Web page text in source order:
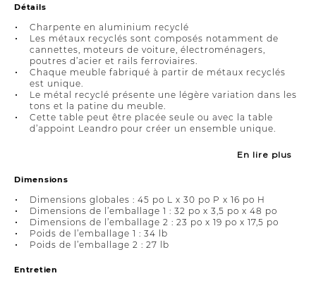
Détails
Charpente en aluminium recyclé
Les métaux recyclés sont composés notamment de
cannettes, moteurs de voiture, électroménagers,
poutres d’acier et rails ferroviaires.
Chaque meuble fabriqué à partir de métaux recyclés
est unique.
Le métal recyclé présente une légère variation dans les
tons et la patine du meuble.
Cette table peut être placée seule ou avec la table
d’appoint Leandro pour créer un ensemble unique.
En lire plus
Dimensions
Dimensions globales : 45 po L x 30 po P x 16 po H
Dimensions de l’emballage 1 : 32 po x 3,5 po x 48 po
Dimensions de l’emballage 2 : 23 po x 19 po x 17,5 po
Poids de l’emballage 1 : 34 lb
Poids de l’emballage 2 : 27 lb
Entretien